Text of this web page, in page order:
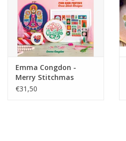
Emma Congdon -
Merry Stitchmas
€31,50